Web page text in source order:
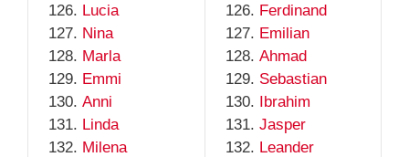
Lucia
Nina
Marla
Emmi
Anni
Linda
Milena
Ferdinand
Emilian
Ahmad
Sebastian
Ibrahim
Jasper
Leander